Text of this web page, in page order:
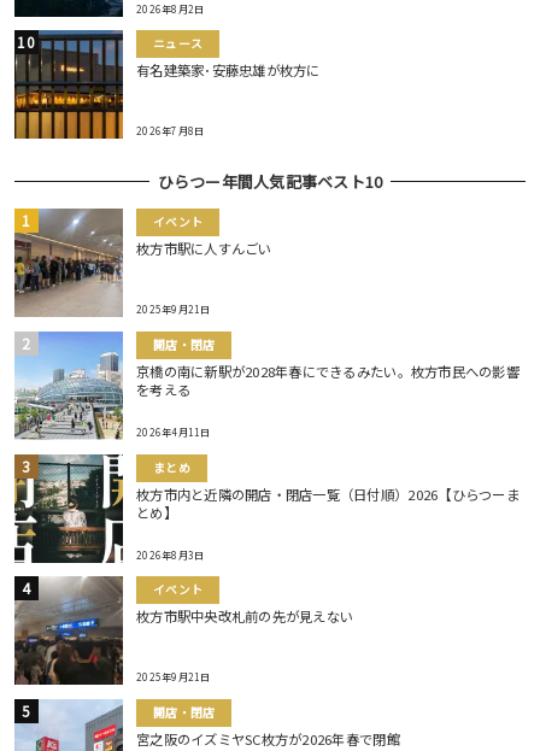
2026年8月2日
ニュース
有名建築家･安藤忠雄が枚方に
2026年7月8日
ひらつー年間人気記事ベスト10
イベント
枚方市駅に人すんごい
2025年9月21日
開店・閉店
京橋の南に新駅が2028年春にできるみたい。枚方市民への影響
を考える
2026年4月11日
まとめ
枚方市内と近隣の開店・閉店一覧（日付順）2026【ひらつーま
とめ】
2026年8月3日
イベント
枚方市駅中央改札前の先が見えない
2025年9月21日
開店・閉店
宮之阪のイズミヤSC枚方が2026年春で閉館